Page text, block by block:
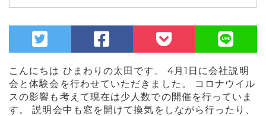
こんにちは ひまわりの太田です。 4月1日に会社説明
会と体験会を行わせていただきました。 コロナウイル
スの影響も考えて現在は少人数での開催を行っていま
す。 説明会中も窓を開けて換気をしながら行ったり、